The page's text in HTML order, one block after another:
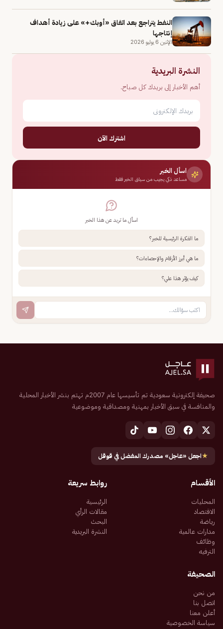
النفط يتراجع بعد اتفاق «أوبك+» على زيادة أهداف
إنتاجها
الإثنين 6 يوليو 2026
النشرة البريدية
أهم الأخبار إلى بريدك كل صباح.
اشترك الآن
اسأل الخبر
مساعد ذكي يجيب من سياق الخبر فقط
اسأل ما تريد عن هذا الخبر
ما الفكرة الرئيسية للخبر؟
ما هي أبرز الأرقام والإحصاءات؟
كيف يؤثر هذا علي؟
صحيفة إلكترونية سعودية تم تأسيسها عام 2007م تهتم بنشر الأخبار المحلية
والمنافسة في سبق الأخبار بمهنية ومصداقية وموضوعية
★اجعل «عاجل» مصدرك المفضل في قوقل
الأقسام
المحليات
الاقتصاد
رياضة
مدارات عالمية
وظائف
الترفيه
روابط سريعة
الرئيسية
مقالات الرأي
البحث
النشرة البريدية
الصحيفة
من نحن
اتصل بنا
أعلن معنا
سياسة الخصوصية